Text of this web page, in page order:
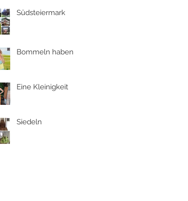
Südsteiermark
Bommeln haben
Eine Kleinigkeit
Siedeln